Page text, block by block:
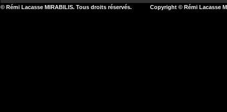
© Rémi Lacasse MIRABILIS. Tous droits réservés. Copyright © Rémi Lacasse